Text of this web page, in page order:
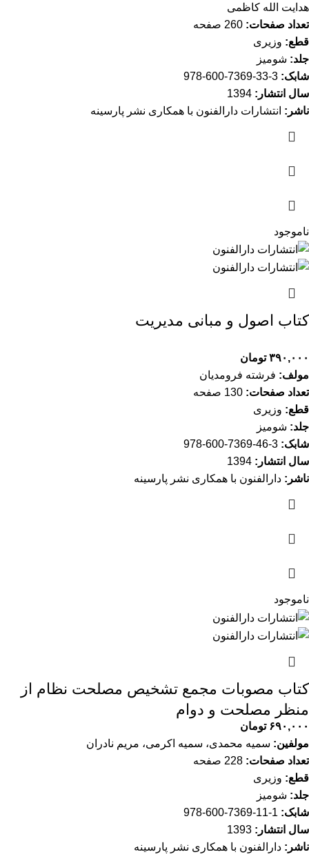
هدایت الله کاظمی
تعداد صفحات:
قطع: وزیری
جلد: شومیز
شابک:
سال انتشار:
ناشر: انتشارات دارالفنون با همکاری نشر پارسینه
ناموجود
کتاب اصول و مبانی مدیریت
۳۹۰,۰۰۰ تومان
مولف: فرشته فرومدیان
تعداد صفحات:
قطع: وزیری
جلد: شومیز
شابک:
سال انتشار:
ناشر: دارالفنون با همکاری نشر پارسینه
ناموجود
کتاب مصوبات مجمع تشخیص مصلحت نظام از
منظر مصلحت و دوام
۶۹۰,۰۰۰ تومان
مولفین: سمیه محمدی، سمیه اکرمی، مریم نادران
تعداد صفحات:
قطع: وزیری
جلد: شومیز
شابک:
سال انتشار:
ناشر: دارالفنون با همکاری نشر پارسینه